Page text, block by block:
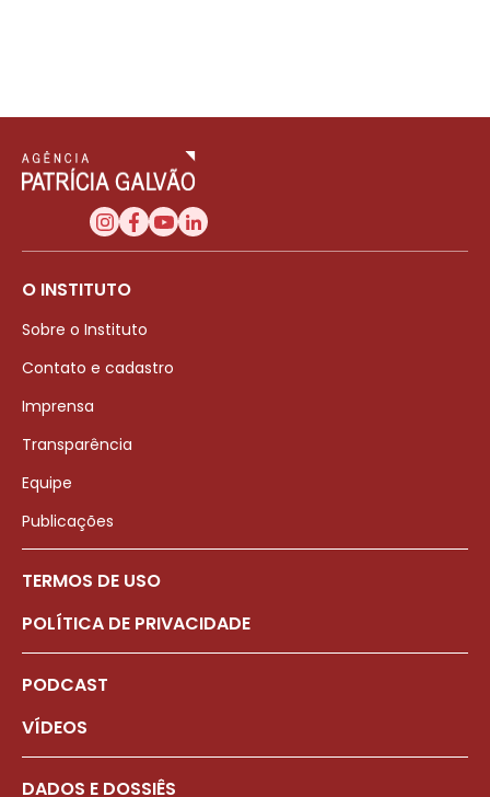
O INSTITUTO
Sobre o Instituto
Contato e cadastro
Imprensa
Transparência
Equipe
Publicações
TERMOS DE USO
POLÍTICA DE PRIVACIDADE
PODCAST
VÍDEOS
DADOS E DOSSIÊS